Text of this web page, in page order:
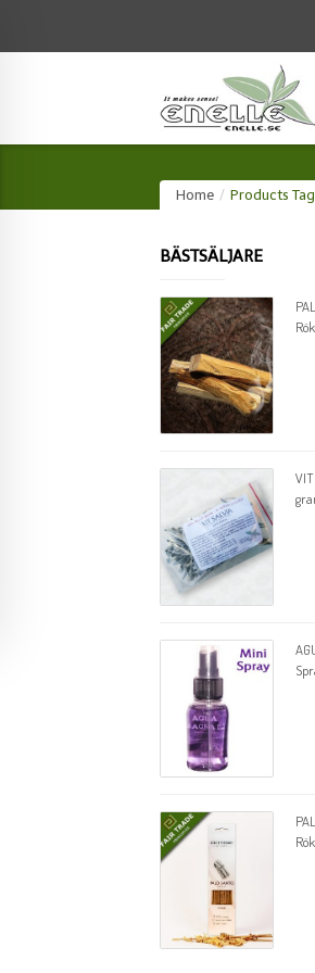
Home / Products
BÄSTSÄLJARE